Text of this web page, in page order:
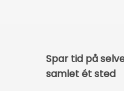
Spar tid på
samlet ét sted